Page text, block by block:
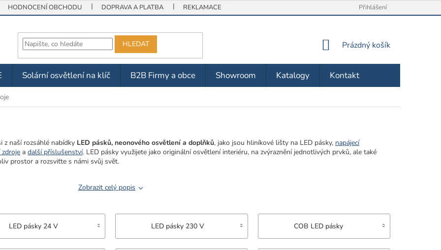
HODNOCENÍ OBCHODU DOPRAVA A PLATBA REKLAMACE / VRÁCENÍ ZBOŽÍ OBCHODNÍ PODMÍNKY
Přihlášení
HLEDAT
NÁKUPNÍ
Prázdný košík
Solární osvětlení na klíč B2B Firmy a obce Showroom Katalogy Kontakt
z naší rozsáhlé nabídky LED pásků, neonového osvětlení a doplňků, jako jsou hliníkové lišty na LED pásky, napájecí
zdroje a další příslušenství. LED pásky využijete jako originální osvětlení interiéru, na zvýraznění jednotlivých prvků, ale také
prostor a rozsviťte s námi svůj svět.
Zobrazit celý popis
LED pásky 24 V LED pásky 230 V COB LED pásky